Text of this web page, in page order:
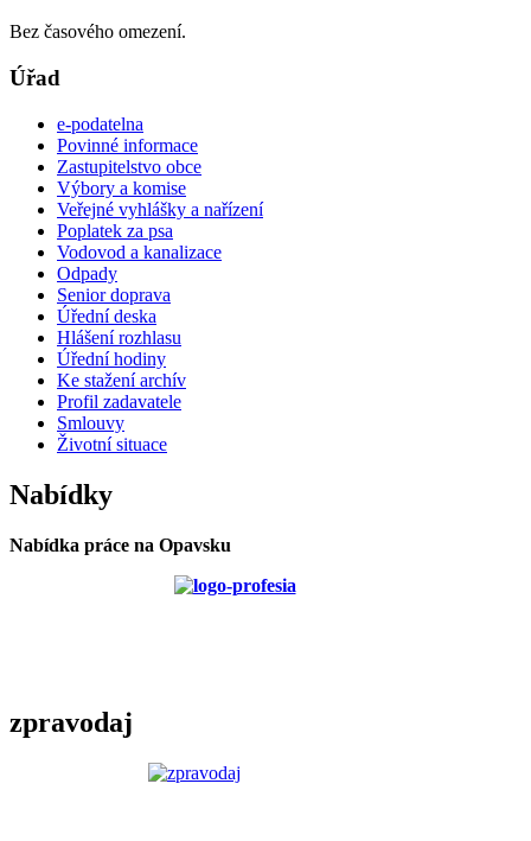
Bez časového omezení.
Úřad
e-podatelna
Povinné informace
Zastupitelstvo obce
Výbory a komise
Veřejné vyhlášky a nařízení
Poplatek za psa
Vodovod a kanalizace
Odpady
Senior doprava
Úřední deska
Hlášení rozhlasu
Úřední hodiny
Ke stažení archív
Profil zadavatele
Smlouvy
Životní situace
Nabídky
Nabídka práce na Opavsku
zpravodaj